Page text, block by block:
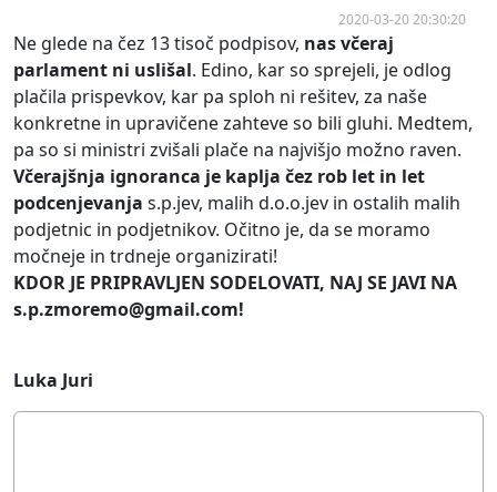
2020-03-20 20:30:20
Ne glede na čez 13 tisoč podpisov, nas včeraj
parlament ni uslišal. Edino, kar so sprejeli, je odlog
plačila prispevkov, kar pa sploh ni rešitev, za naše
konkretne in upravičene zahteve so bili gluhi. Medtem,
pa so si ministri zvišali plače na najvišjo možno raven.
Včerajšnja ignoranca je kaplja čez rob let in let
podcenjevanja s.p.jev, malih d.o.o.jev in ostalih malih
podjetnic in podjetnikov. Očitno je, da se moramo
močneje in trdneje organizirati!
KDOR JE PRIPRAVLJEN SODELOVATI, NAJ SE JAVI NA
s.p.zmoremo@gmail.com!
Luka Juri